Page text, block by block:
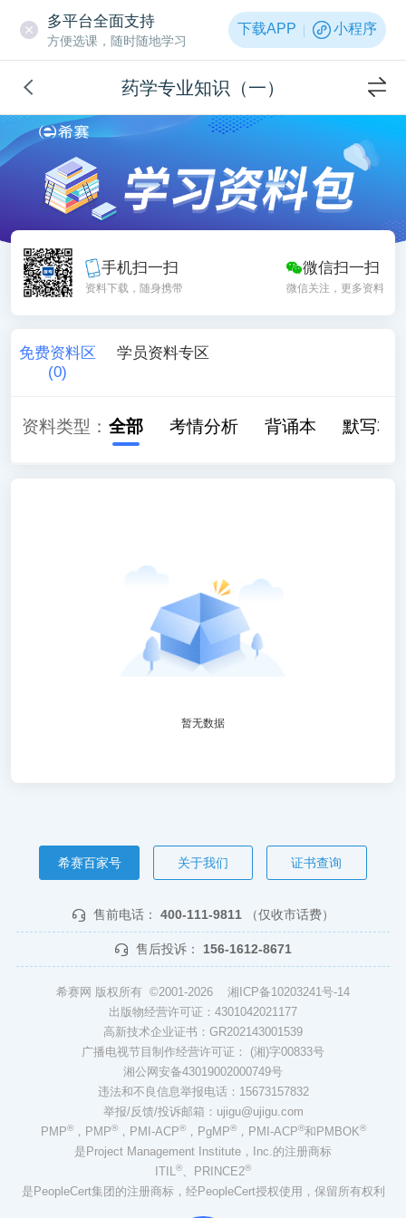
多平台全面支持
方便选课，随时随地学习
下载APP 小程序
药学专业知识（一）
手机扫一扫
资料下载，随身携带
微信扫一扫
微信关注，更多资料
免费资料区
(0)
学员资料专区
资料类型： 全部 考情分析 背诵本 默写本
暂无数据
希赛百家号 关于我们 证书查询
售前电话： 400-111-9811 （仅收市话费）
售后投诉： 156-1612-8671
希赛网 版权所有 ©2001-2026 湘ICP备10203241号-14
出版物经营许可证：4301042021177
高新技术企业证书：GR202143001539
广播电视节目制作经营许可证： (湘)字00833号
湘公网安备43019002000749号
违法和不良信息举报电话：15673157832
举报/反馈/投诉邮箱：ujigu@ujigu.com
PMP®，PMP®，PMI-ACP®，PgMP®，PMI-ACP®和PMBOK®
是Project Management Institute，Inc.的注册商标
ITIL®、PRINCE2®
是PeopleCert集团的注册商标，经PeopleCert授权使用，保留所有权利